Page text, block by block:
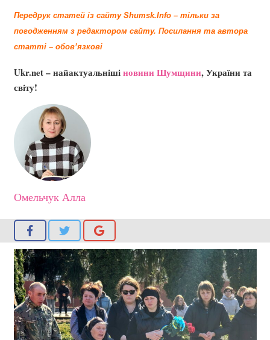
Передрук статей із сайту Shumsk.Info – тільки за
погодженням з редактором сайту. Посилання та автора
статті – обов’язкові
Ukr.net – найактуальнішіновини Шумщини, України та
світу!
Омельчук Алла